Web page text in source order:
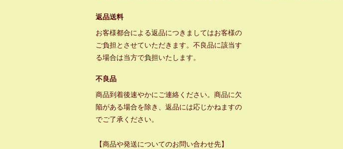
返品送料
お客様都合による返品につきましてはお客様の
ご負担とさせていただきます。不良品に該当す
る場合は当方で負担いたします。
不良品
商品到着後速やかにご連絡ください。商品に欠
陥がある場合を除き、返品には応じかねますの
でご了承ください。
【商品や発送についてのお問い合わせ先】